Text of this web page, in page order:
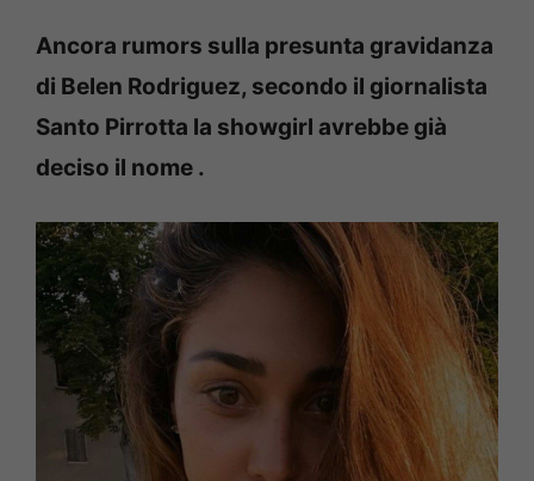
Ancora rumors sulla presunta gravidanza
di Belen Rodriguez, secondo il giornalista
Santo Pirrotta la showgirl avrebbe già
deciso il nome .